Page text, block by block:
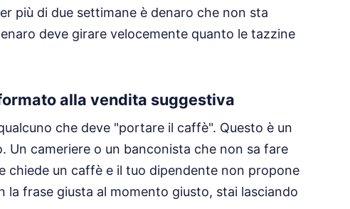
più di due settimane è denaro che non sta
deve girare velocemente quanto le tazzine
alla vendita suggestiva
che deve "portare il caffè". Questo è un
Un cameriere o un banconista che non sa fare
chiede un caffè e il tuo dipendente non propone
frase giusta al momento giusto, stai lasciando